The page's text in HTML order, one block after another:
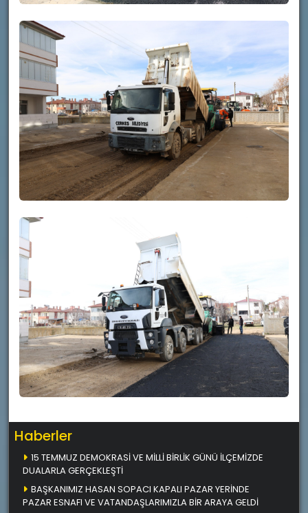
Haberler
15 TEMMUZ DEMOKRASİ VE MİLLİ BİRLİK GÜNÜ İLÇEMİZDE
DUALARLA GERÇEKLEŞTİ
BAŞKANIMIZ HASAN SOPACI KAPALI PAZAR YERİNDE
PAZAR ESNAFI VE VATANDAŞLARIMIZLA BİR ARAYA GELDİ